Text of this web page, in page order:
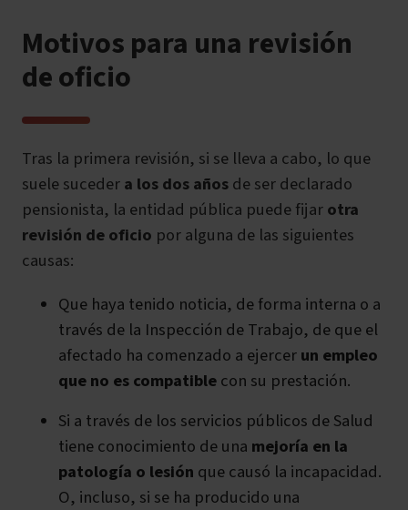
Motivos para una revisión
de oficio
Tras la primera revisión, si se lleva a cabo, lo que
suele sucedera los dos añosde ser declarado
pensionista, la entidad pública puede fijarotra
revisión de oficio por alguna de las siguientes
causas:
Que haya tenido noticia, de forma interna o a
través de la Inspección de Trabajo, de que el
afectado ha comenzado a ejercerun empleo
que no es compatiblecon su prestación.
Si a través de los servicios públicos de Salud
tiene conocimiento de una mejoría en la
patología o lesión que causó la incapacidad.
O, incluso, si se ha producido una